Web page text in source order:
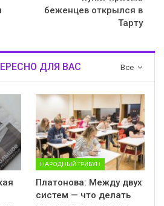
беженцев открылся в
Тарту
Все
ДЛЯ ВАС
НАРОДНЫЙ ТРИБУН
Платонова: Между двух
систем — что делать